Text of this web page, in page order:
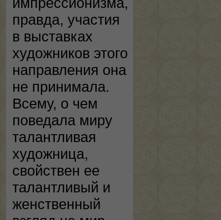
правда, участия
в выставках
художников этого
направления она
не принимала.
Всему, о чем
поведала миру
талантливая
художница,
свойствен ее
талантливый и
женственный